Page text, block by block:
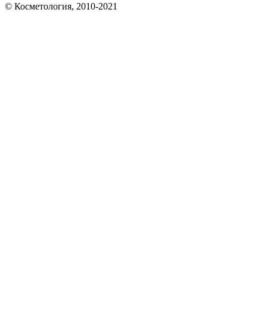
© Косметология, 2010-2021